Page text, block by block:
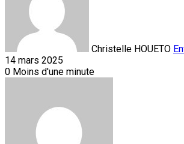
Christelle HOUETO
14 mars 2025
0 Moins d'une minute